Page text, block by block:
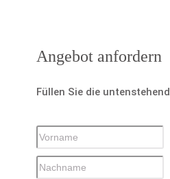
Angebot anfordern
Füllen Sie die